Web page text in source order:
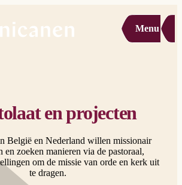
Menu
en projecten
België en Nederland willen missionair
en zoeken manieren via de pastoraal,
om de missie van orde en kerk uit
te dragen.